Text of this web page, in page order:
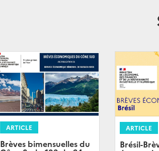
ARTICLE
Brèves bimensuelles du
ARTICLE
Brésil-